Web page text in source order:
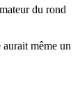
du rond
même un